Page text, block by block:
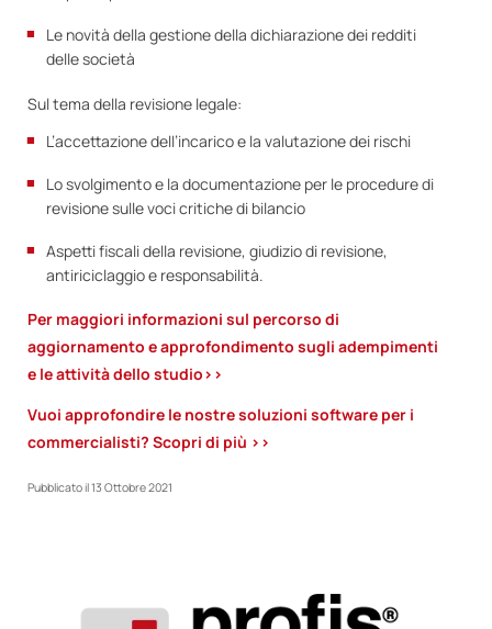
Le novità della gestione della dichiarazione dei redditi
delle società
Sul tema della revisione legale:
L’accettazione dell’incarico e la valutazione dei rischi
Lo svolgimento e la documentazione per le procedure di
revisione sulle voci critiche di bilancio
Aspetti fiscali della revisione, giudizio di revisione,
antiriciclaggio e responsabilità.
Per maggiori informazioni sul percorso di
aggiornamento e approfondimento sugli adempimenti
e le attività dello studio>>
Vuoi approfondire le nostre soluzioni software per i
commercialisti? Scopri di più >>
Pubblicato il13 Ottobre 2021